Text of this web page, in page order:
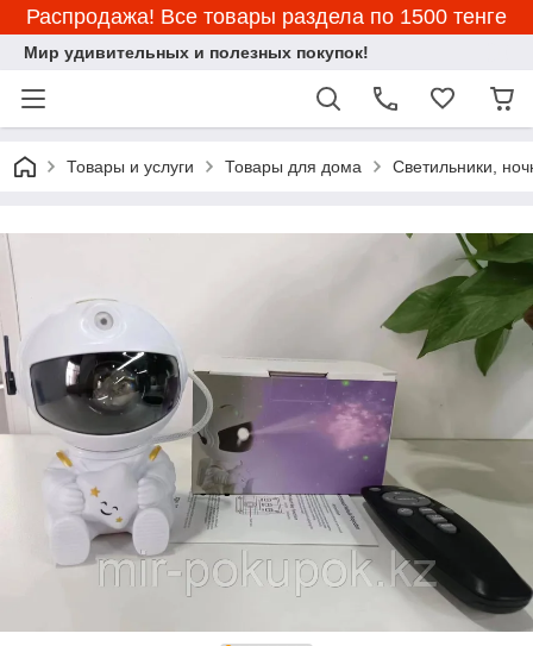
Распродажа! Все товары раздела по 1500 тенге
Мир удивительных и полезных покупок!
Товары и услуги Товары для дома Светильники,